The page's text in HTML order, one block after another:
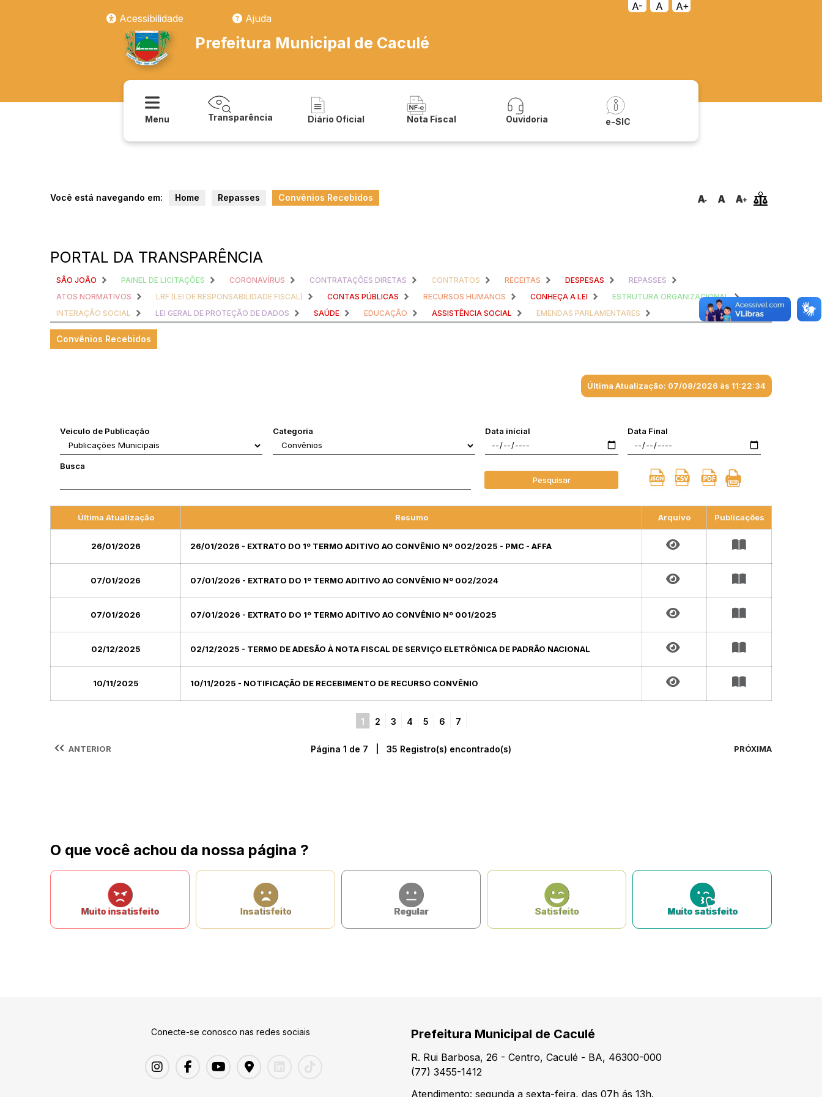
A- A
A+
Acessibilidade
Ajuda
Prefeitura Municipal de Caculé
Menu Transparência Diário Oficial Nota Fiscal Ouvidoria e-SIC
Você está navegando em: Home Repasses Convênios Recebidos
PORTAL DA TRANSPARÊNCIA
SÃO JOÃO PAINEL DE LICITAÇÕES CORONAVÍRUS CONTRATAÇÕES DIRETAS CONTRATOS RECEITAS DESPESAS
REPASSES
ATOS NORMATIVOS
LRF (LEI DE RESPONSABILIDADE FISCAL) CONTAS PÚBLICAS RECURSOS HUMANOS CONHEÇA A LEI
ESTRUTURA ORGANIZACIONAL
INTERAÇÃO SOCIAL
LEI GERAL DE PROTEÇÃO DE DADOS SAÚDE EDUCAÇÃO ASSISTÊNCIA SOCIAL EMENDAS PARLAMENTARES
Convênios Recebidos
Última Atualização: 07/08/2026 às 11:22:34
Veiculo de Publicação Categoria Data inícial Data Final
Busca
Pesquisar
Última Atualização Resumo Arquivo Publicações
26/01/2026 26/01/2026 - EXTRATO DO 1º TERMO ADITIVO AO CONVÊNIO Nº 002/2025 - PMC - AFFA
07/01/2026 07/01/2026 - EXTRATO DO 1º TERMO ADITIVO AO CONVÊNIO Nº 002/2024
07/01/2026 07/01/2026 - EXTRATO DO 1º TERMO ADITIVO AO CONVÊNIO Nº 001/2025
02/12/2025 02/12/2025 - TERMO DE ADESÃO À NOTA FISCAL DE SERVIÇO ELETRÔNICA DE PADRÃO NACIONAL
10/11/2025 10/11/2025 - NOTIFICAÇÃO DE RECEBIMENTO DE RECURSO CONVÊNIO
1 2 3 4 5 6 7
ANTERIOR Página 1 de 7 | 35 Registro(s) encontrado(s) PRÓXIMA
O que você achou da nossa página ?
Muito insatisfeito Insatisfeito Regular Satisfeito Muito satisfeito
Conecte-se conosco nas redes sociais Prefeitura Municipal de Caculé
R. Rui Barbosa, 26 - Centro, Caculé - BA, 46300-000
(77) 3455-1412
Atendimento: segunda a sexta-feira, das 07h ás 13h.